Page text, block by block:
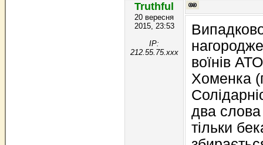
Truthful
20 вересня
2015, 23:53
IP:
212.55.75.xxx
воїнів
Хоменка
два слова
тільки